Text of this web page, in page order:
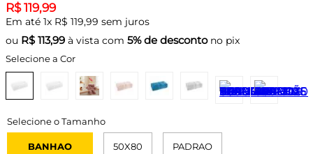
R$ 119,99
Em até 1x R$ 119,99 sem juros
ou R$ 113,99 à vista com 5% de descontono pix
Selecione a Cor
BANHAO 50X80 PADRAO